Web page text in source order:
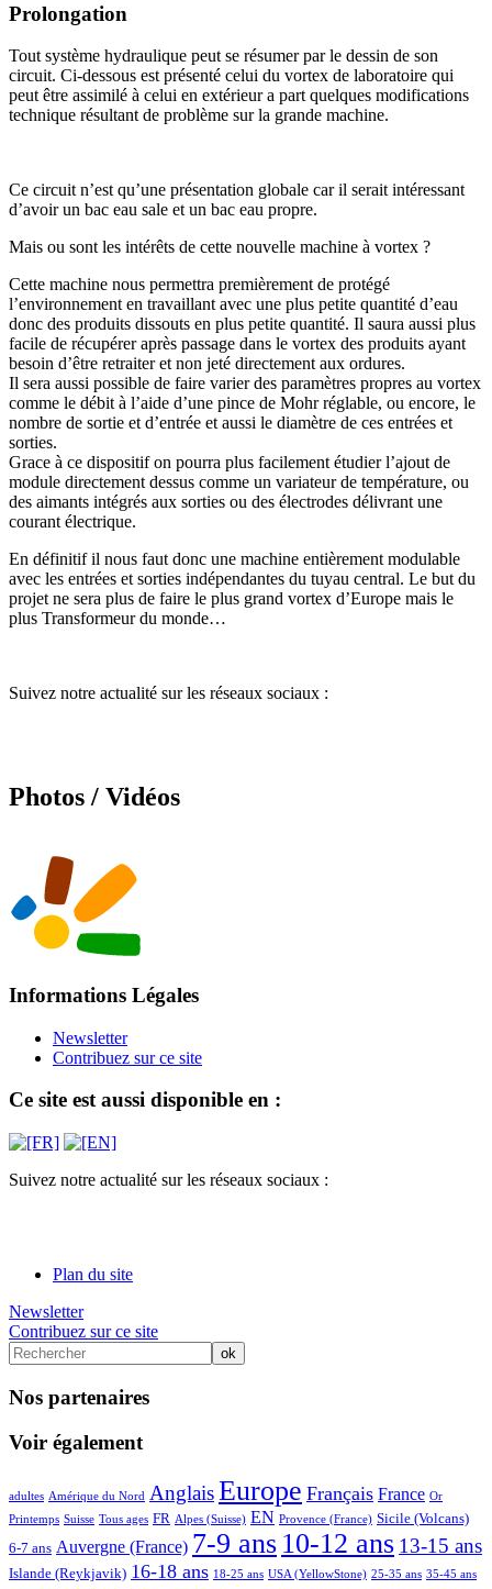
Prolongation
Tout système hydraulique peut se résumer par le dessin de son
circuit. Ci-dessous est présenté celui du vortex de laboratoire qui
peut être assimilé à celui en extérieur a part quelques modifications
technique résultant de problème sur la grande machine.
Ce circuit n’est qu’une présentation globale car il serait intéressant
d’avoir un bac eau sale et un bac eau propre.
Mais ou sont les intérêts de cette nouvelle machine à vortex ?
Cette machine nous permettra premièrement de protégé
l’environnement en travaillant avec une plus petite quantité d’eau
donc des produits dissouts en plus petite quantité. Il saura aussi plus
facile de récupérer après passage dans le vortex des produits ayant
besoin d’être retraiter et non jeté directement aux ordures.
Il sera aussi possible de faire varier des paramètres propres au vortex
comme le débit à l’aide d’une pince de Mohr réglable, ou encore, le
nombre de sortie et d’entrée et aussi le diamètre de ces entrées et
sorties.
Grace à ce dispositif on pourra plus facilement étudier l’ajout de
module directement dessus comme un variateur de température, ou
des aimants intégrés aux sorties ou des électrodes délivrant une
courant électrique.
En définitif il nous faut donc une machine entièrement modulable
avec les entrées et sorties indépendantes du tuyau central. Le but du
projet ne sera plus de faire le plus grand vortex d’Europe mais le
plus Transformeur du monde…
Suivez notre actualité sur les réseaux sociaux :
Photos / Vidéos
Informations Légales
Newsletter
Contribuez sur ce site
Ce site est aussi disponible en :
Suivez notre actualité sur les réseaux sociaux :
Plan du site
Newsletter
Contribuez sur ce site
Nos partenaires
Voir également
adultes Amérique du Nord AnglaisEurope Français France Or
Printemps
10/71 Suisse
5/71 Tous ages
23/71 FR
10/71 Alpes (Suisse)
34/71 EN
2/71 Provence (France)
20/71 Sicile (Volcans)
17/71
6-7 ans Auvergne (France) 7-9 ans 10-12 ans 13-15 ans
Islande (Reykjavik)
40/71 16-18 ans
5/71 18-25 ans
15/71 USA (YellowStone)
5/71 25-35 ans
5/71 35-45 ans
5/71